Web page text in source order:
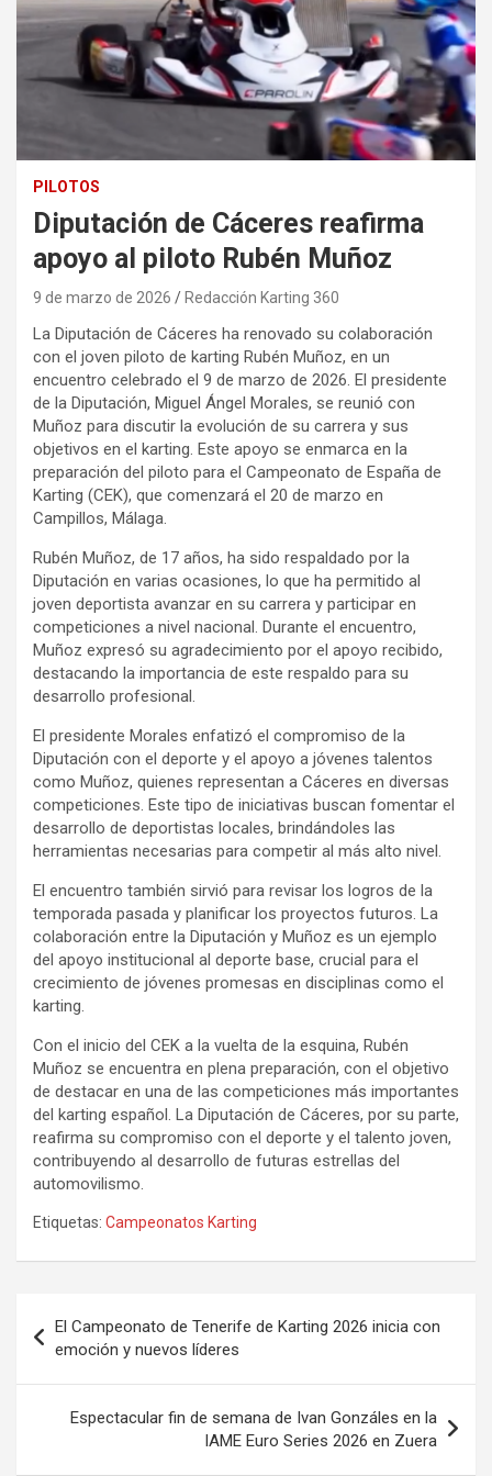
PILOTOS
Diputación de Cáceres reafirma
apoyo al piloto Rubén Muñoz
9 de marzo de 2026 Redacción Karting 360
La Diputación de Cáceres ha renovado su colaboración
con el joven piloto de karting Rubén Muñoz, en un
encuentro celebrado el 9 de marzo de 2026. El presidente
de la Diputación, Miguel Ángel Morales, se reunió con
Muñoz para discutir la evolución de su carrera y sus
objetivos en el karting. Este apoyo se enmarca en la
preparación del piloto para el Campeonato de España de
Karting (CEK), que comenzará el 20 de marzo en
Campillos, Málaga.
Rubén Muñoz, de 17 años, ha sido respaldado por la
Diputación en varias ocasiones, lo que ha permitido al
joven deportista avanzar en su carrera y participar en
competiciones a nivel nacional. Durante el encuentro,
Muñoz expresó su agradecimiento por el apoyo recibido,
destacando la importancia de este respaldo para su
desarrollo profesional.
El presidente Morales enfatizó el compromiso de la
Diputación con el deporte y el apoyo a jóvenes talentos
como Muñoz, quienes representan a Cáceres en diversas
competiciones. Este tipo de iniciativas buscan fomentar el
desarrollo de deportistas locales, brindándoles las
herramientas necesarias para competir al más alto nivel.
El encuentro también sirvió para revisar los logros de la
temporada pasada y planificar los proyectos futuros. La
colaboración entre la Diputación y Muñoz es un ejemplo
del apoyo institucional al deporte base, crucial para el
crecimiento de jóvenes promesas en disciplinas como el
karting.
Con el inicio del CEK a la vuelta de la esquina, Rubén
Muñoz se encuentra en plena preparación, con el objetivo
de destacar en una de las competiciones más importantes
del karting español. La Diputación de Cáceres, por su parte,
reafirma su compromiso con el deporte y el talento joven,
contribuyendo al desarrollo de futuras estrellas del
automovilismo.
Etiquetas: Campeonatos Karting
de
entradas
El Campeonato de Tenerife de Karting 2026 inicia con
emoción y nuevos líderes
Espectacular fin de semana de Ivan Gonzáles en la
IAME Euro Series 2026 en Zuera